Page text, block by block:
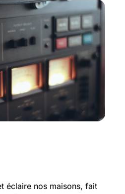
éclaire nos maisons, fait